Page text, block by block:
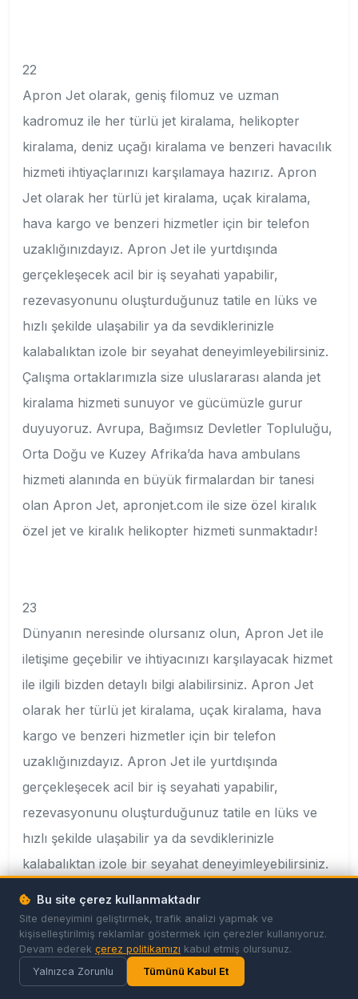
22
Apron Jet olarak, geniş filomuz ve uzman
kadromuz ile her türlü jet kiralama, helikopter
kiralama, deniz uçağı kiralama ve benzeri havacılık
hizmeti ihtiyaçlarınızı karşılamaya hazırız. Apron
Jet olarak her türlü jet kiralama, uçak kiralama,
hava kargo ve benzeri hizmetler için bir telefon
uzaklığınızdayız. Apron Jet ile yurtdışında
gerçekleşecek acil bir iş seyahati yapabilir,
rezevasyonunu oluşturduğunuz tatile en lüks ve
hızlı şekilde ulaşabilir ya da sevdiklerinizle
kalabalıktan izole bir seyahat deneyimleyebilirsiniz.
Çalışma ortaklarımızla size uluslararası alanda jet
kiralama hizmeti sunuyor ve gücümüzle gurur
duyuyoruz. Avrupa, Bağımsız Devletler Topluluğu,
Orta Doğu ve Kuzey Afrika’da hava ambulans
hizmeti alanında en büyük firmalardan bir tanesi
olan Apron Jet, apronjet.com ile size özel kiralık
özel jet ve kiralık helikopter hizmeti sunmaktadır!
23
Dünyanın neresinde olursanız olun, Apron Jet ile
iletişime geçebilir ve ihtiyacınızı karşılayacak hizmet
ile ilgili bizden detaylı bilgi alabilirsiniz. Apron Jet
olarak her türlü jet kiralama, uçak kiralama, hava
kargo ve benzeri hizmetler için bir telefon
uzaklığınızdayız. Apron Jet ile yurtdışında
gerçekleşecek acil bir iş seyahati yapabilir,
rezevasyonunu oluşturduğunuz tatile en lüks ve
hızlı şekilde ulaşabilir ya da sevdiklerinizle
kalabalıktan izole bir seyahat deneyimleyebilirsiniz.
kiralama hizmeti sunuyor ve gücümüzle gurur
duyuyoruz. Avrupa, Bağımsız Devletler Topluluğu,
Orta Doğu ve Kuzey Afrika’da hava ambulans
Bu site çerez kullanmaktadır
Site deneyimini geliştirmek, trafik analizi yapmak ve
kişiselleştirilmiş reklamlar göstermek için çerezler kullanıyoruz.
Devam ederek çerez politikamızı kabul etmiş olursunuz.
Yalnızca Zorunlu
Tümünü Kabul Et